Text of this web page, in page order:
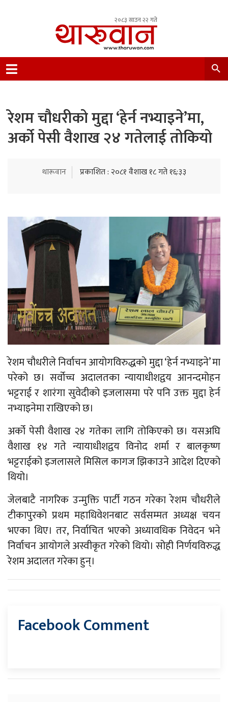
२०८३ साउन २२ गते
Nepal.
रेशम चौधरीको मुद्दा ‘हेर्न नभ्याइने’मा,
अर्को पेसी वैशाख २४ गतेलाई तोकियो
थारूवान प्रकाशित : २०८१ वैशाख १८ गते १६:३३
रेशम चौधरीले निर्वाचन आयोगविरुद्धको मुद्दा ‘हेर्न नभ्याइने’ मा
परेको छ। सर्वोच्च अदालतका न्यायाधीशद्वय आनन्दमोहन
भट्टराई र शारंगा सुवेदीको इजलासमा परे पनि उक्त मुद्दा हेर्न
नभ्याइनेमा राखिएको छ।
अर्को पेसी वैशाख २४ गतेका लागि तोकिएको छ। यसअघि
वैशाख १४ गते न्यायाधीशद्वय विनोद शर्मा र बालकृष्ण
भट्टराईको इजलासले मिसिल कागज झिकाउने आदेश दिएको
थियो।
जेलबाटै नागरिक उन्मुक्ति पार्टी गठन गरेका रेशम चौधरीले
टीकापुरको प्रथम महाधिवेशनबाट सर्वसम्मत अध्यक्ष चयन
भएका थिए। तर, निर्वाचित भएको अध्यावधिक निवेदन भने
निर्वाचन आयोगले अस्वीकृत गरेको थियो। सोही निर्णयविरुद्ध
रेशम अदालत गरेका हुन्।
Facebook Comment